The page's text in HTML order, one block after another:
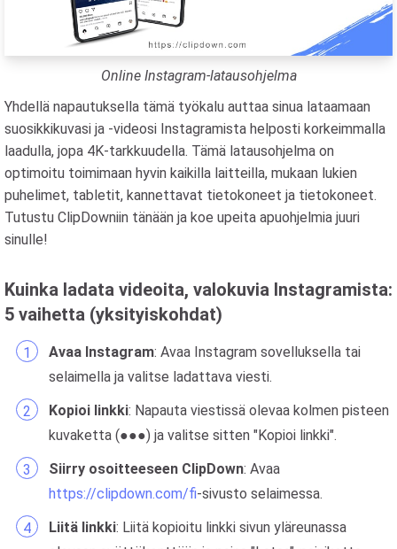
Online Instagram-latausohjelma
Yhdellä napautuksella tämä työkalu auttaa sinua lataamaan
suosikkikuvasi ja -videosi Instagramista helposti korkeimmalla
laadulla, jopa 4K-tarkkuudella. Tämä latausohjelma on
optimoitu toimimaan hyvin kaikilla laitteilla, mukaan lukien
puhelimet, tabletit, kannettavat tietokoneet ja tietokoneet.
Tutustu ClipDowniin tänään ja koe upeita apuohjelmia juuri
sinulle!
Kuinka ladata videoita, valokuvia Instagramista:
5 vaihetta (yksityiskohdat)
Avaa Instagram: Avaa Instagram sovelluksella tai
selaimella ja valitse ladattava viesti.
Kopioi linkki: Napauta viestissä olevaa kolmen pisteen
kuvaketta (●●●) ja valitse sitten "Kopioi linkki".
Siirry osoitteeseen ClipDown: Avaa
https://clipdown.com/fi-sivusto selaimessa.
Liitä linkki: Liitä kopioitu linkki sivun yläreunassa